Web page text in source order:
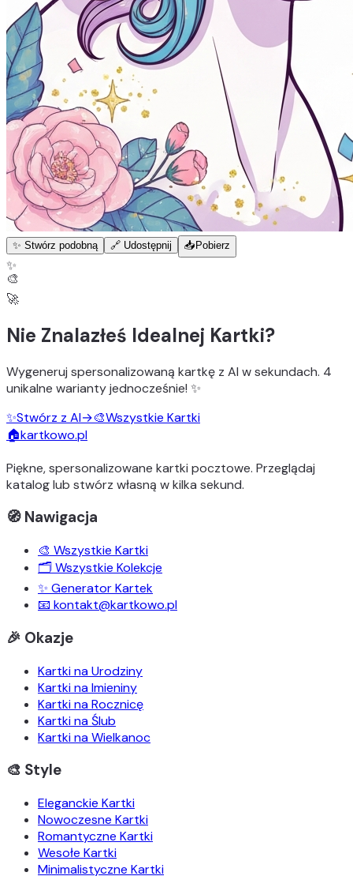
✨ Stwórz podobną 🔗 Udostępnij 📥 Pobierz
✨
🎨
🚀
Nie Znalazłeś Idealnej Kartki?
Wygeneruj spersonalizowaną kartkę z AI w sekundach. 4
unikalne wariantyjednocześnie! ✨
✨Stwórz z AI→🎨Wszystkie Kartki
🏠kartkowo.pl
Piękne, spersonalizowane kartki pocztowe. Przeglądaj
katalog lub stwórz własną w kilka sekund.
🧭 Nawigacja
🎨 Wszystkie Kartki
🗂️ Wszystkie Kolekcje
✨ Generator Kartek
📧 kontakt@kartkowo.pl
🎉 Okazje
Kartki na Urodziny
Kartki na Imieniny
Kartki na Rocznicę
Kartki na Ślub
Kartki na Wielkanoc
🎨 Style
Eleganckie Kartki
Nowoczesne Kartki
Romantyczne Kartki
Wesołe Kartki
Minimalistyczne Kartki